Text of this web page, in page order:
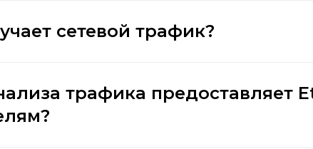
сетевой трафик?
трафика предоставляет